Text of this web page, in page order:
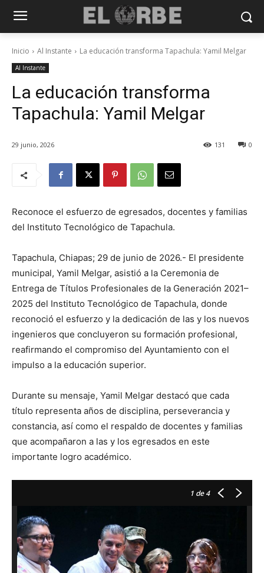
Inicio Al Instante La educación transforma Tapachula: Yamil Melgar
Al Instante
La educación transforma
Tapachula: Yamil Melgar
29 junio, 2026 0
131
Reconoce el esfuerzo de egresados, docentes y familias
del Instituto Tecnológico de Tapachula.
Tapachula, Chiapas; 29 de junio de 2026.- El presidente
municipal, Yamil Melgar, asistió a la Ceremonia de
Entrega de Títulos Profesionales de la Generación 2021–
2025 del Instituto Tecnológico de Tapachula, donde
reconoció el esfuerzo y la dedicación de las y los nuevos
ingenieros que concluyeron su formación profesional,
reafirmando el compromiso del Ayuntamiento con el
impulso a la educación superior.
Durante su mensaje, Yamil Melgar destacó que cada
título representa años de disciplina, perseverancia y
constancia, así como el respaldo de docentes y familias
que acompañaron a las y los egresados en este
importante logro académico.
1 de 4